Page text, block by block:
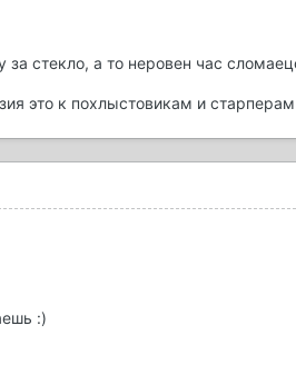
за стекло, а то неровен час
это к похлыстовикам и старперам
:)